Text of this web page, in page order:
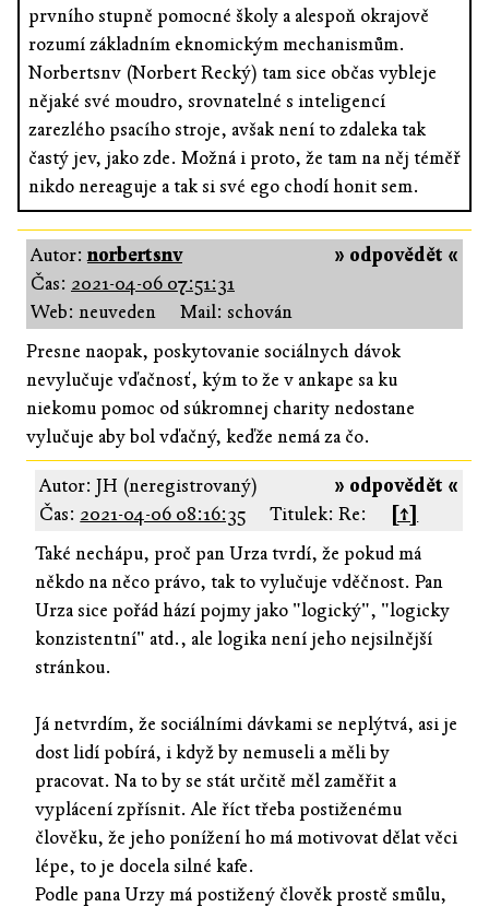
prvního stupně pomocné školy a alespoň okrajově
rozumí základním eknomickým mechanismům.
Norbertsnv (Norbert Recký) tam sice občas vybleje
nějaké své moudro, srovnatelné s inteligencí
zarezlého psacího stroje, avšak není to zdaleka tak
častý jev, jako zde. Možná i proto, že tam na něj téměř
nikdo nereaguje a tak si své ego chodí honit sem.
» odpovědět «
Autor:norbertsnv
Čas: 2021-04-06 07:51:31
Web: neuveden
Mail: schován
Presne naopak, poskytovanie sociálnych dávok
nevylučuje vďačnosť, kým to že v ankape sa ku
niekomu pomoc od súkromnej charity nedostane
vylučuje aby bol vďačný, keďže nemá za čo.
» odpovědět «
Autor: JH (neregistrovaný)
Čas: 2021-04-06 08:16:35 Titulek: Re:
[↑]
Také nechápu, proč pan Urza tvrdí, že pokud má
někdo na něco právo, tak to vylučuje vděčnost. Pan
Urza sice pořád hází pojmy jako "logický", "logicky
konzistentní" atd., ale logika není jeho nejsilnější
stránkou.
Já netvrdím, že sociálními dávkami se neplýtvá, asi je
dost lidí pobírá, i když by nemuseli a měli by
pracovat. Na to by se stát určitě měl zaměřit a
vyplácení zpřísnit. Ale říct třeba postiženému
člověku, že jeho ponížení ho má motivovat dělat věci
lépe, to je docela silné kafe.
Podle pana Urzy má postižený člověk prostě smůlu,